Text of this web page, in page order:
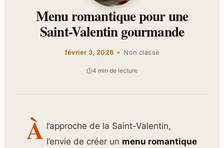
Menu romantique pour une
Saint-Valentin gourmande
février 3, 2026 Non classé
4 min de lecture
À l’approche de la Saint-Valentin,
l’envie de créer un menu romantique